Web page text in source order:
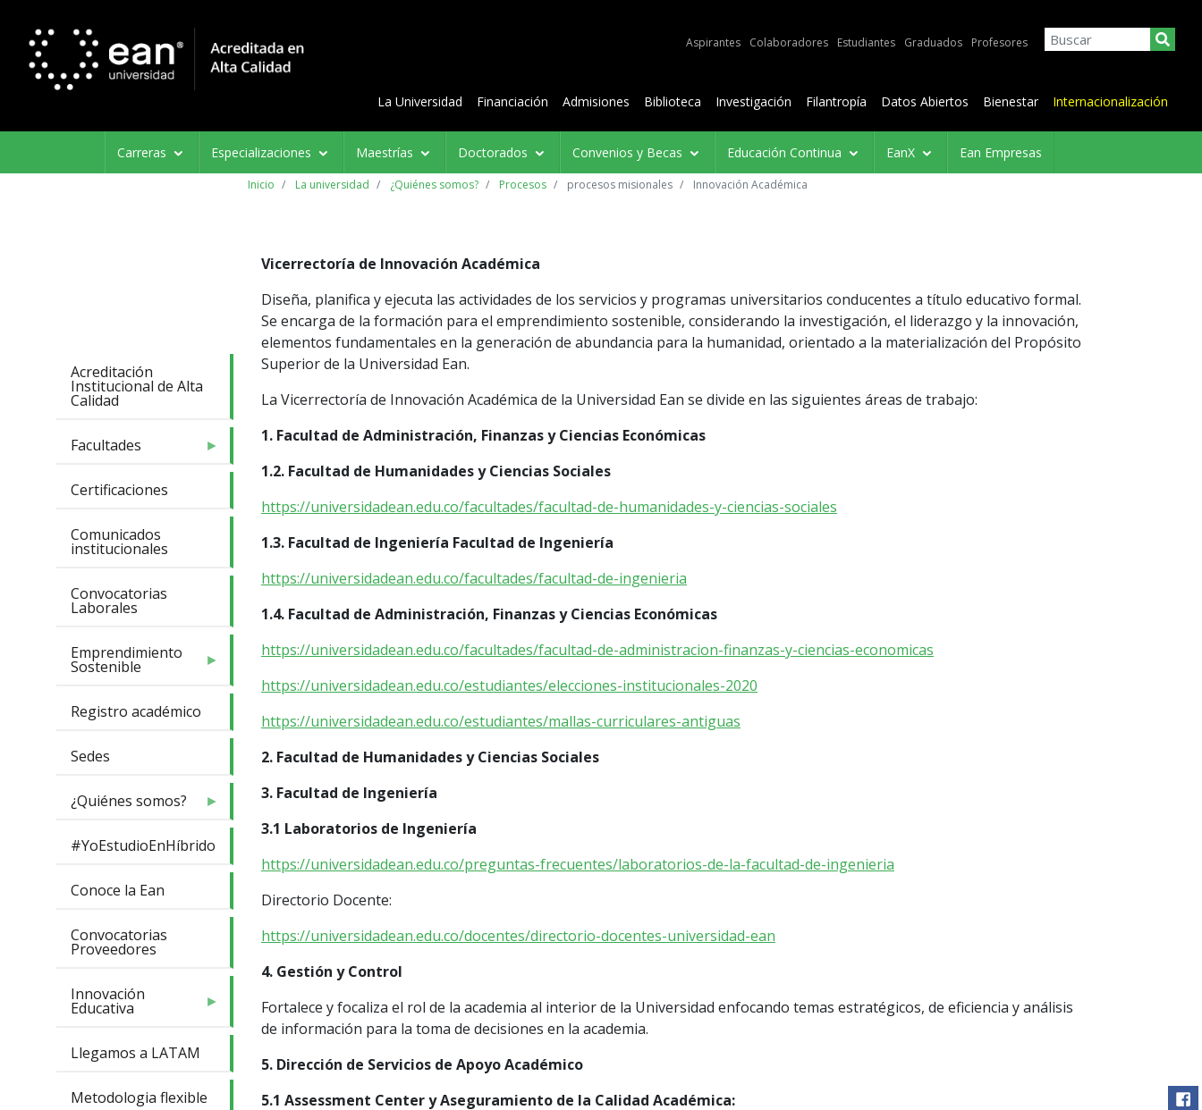
Aspirantes Colaboradores Estudiantes Graduados Profesores
La Universidad Financiación Admisiones Biblioteca Investigación Filantropía Datos Abiertos Bienestar Internacionalización
Navegación
principal
Carreras Especializaciones Maestrías Doctorados Convenios y Becas Educación Continua EanX Ean Empresas
Acreditación
Institucional de Alta
Calidad
Facultades
Certificaciones
Comunicados
institucionales
Convocatorias
Laborales
Emprendimiento
Sostenible
Registro académico
Sedes
¿Quiénes somos?
#YoEstudioEnHíbrido
Conoce la Ean
Convocatorias
Proveedores
Innovación
Educativa
Llegamos a LATAM
Metodologia flexible
Inicio La universidad ¿Quiénes somos? Procesos procesos misionales Innovación Académica
Vicerrectoría de Innovación Académica
Diseña, planifica y ejecuta las actividades de los servicios y programas universitarios conducentes a título educativo formal.
Se encarga de la formación para el emprendimiento sostenible, considerando la investigación, el liderazgo y la innovación,
elementos fundamentales en la generación de abundancia para la humanidad, orientado a la materialización del Propósito
Superior de la Universidad Ean.
La Vicerrectoría de Innovación Académica de la Universidad Ean se divide en las siguientes áreas de trabajo:
1. Facultad de Administración, Finanzas y Ciencias Económicas
1.2. Facultad de Humanidades y Ciencias Sociales
https://universidadean.edu.co/facultades/facultad-de-humanidades-y-ciencias-sociales
1.3. Facultad de Ingeniería Facultad de Ingeniería
https://universidadean.edu.co/facultades/facultad-de-ingenieria
1.4. Facultad de Administración, Finanzas y Ciencias Económicas
https://universidadean.edu.co/facultades/facultad-de-administracion-finanzas-y-ciencias-economicas
https://universidadean.edu.co/estudiantes/elecciones-institucionales-2020
https://universidadean.edu.co/estudiantes/mallas-curriculares-antiguas
2. Facultad de Humanidades y Ciencias Sociales
3. Facultad de Ingeniería
3.1 Laboratorios de Ingeniería
https://universidadean.edu.co/preguntas-frecuentes/laboratorios-de-la-facultad-de-ingenieria
Directorio Docente:
https://universidadean.edu.co/docentes/directorio-docentes-universidad-ean
4. Gestión y Control
Fortalece y focaliza el rol de la academia al interior de la Universidad enfocando temas estratégicos, de eficiencia y análisis
de información para la toma de decisiones en la academia.
5. Dirección de Servicios de Apoyo Académico
5.1 Assessment Center y Aseguramiento de la Calidad Académica: